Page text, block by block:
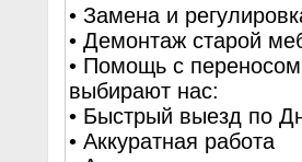
• Замена и
• Демонтаж старой
• Помощь с
выбирают нас:
• Быстрый выезд по
• Аккуратная работа